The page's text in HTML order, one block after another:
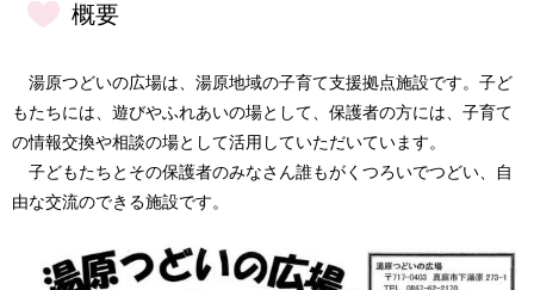
概要
湯原つどいの広場は、湯原地域の子育て支援拠点施設です。子ど
もたちには、遊びやふれあいの場として、保護者の方には、子育て
の情報交換や相談の場として活用していただいています。
子どもたちとその保護者のみなさん誰もがくつろいでつどい、自
由な交流のできる施設です。